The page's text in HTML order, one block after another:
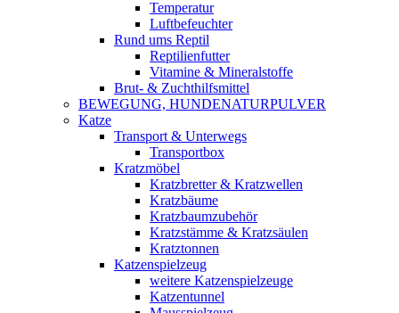
Temperatur
Luftbefeuchter
Rund ums Reptil
Reptilienfutter
Vitamine & Mineralstoffe
Brut- & Zuchthilfsmittel
BEWEGUNG, HUNDENATURPULVER
Katze
Transport & Unterwegs
Transportbox
Kratzmöbel
Kratzbretter & Kratzwellen
Kratzbäume
Kratzbaumzubehör
Kratzstämme & Kratzsäulen
Kratztonnen
Katzenspielzeug
weitere Katzenspielzeuge
Katzentunnel